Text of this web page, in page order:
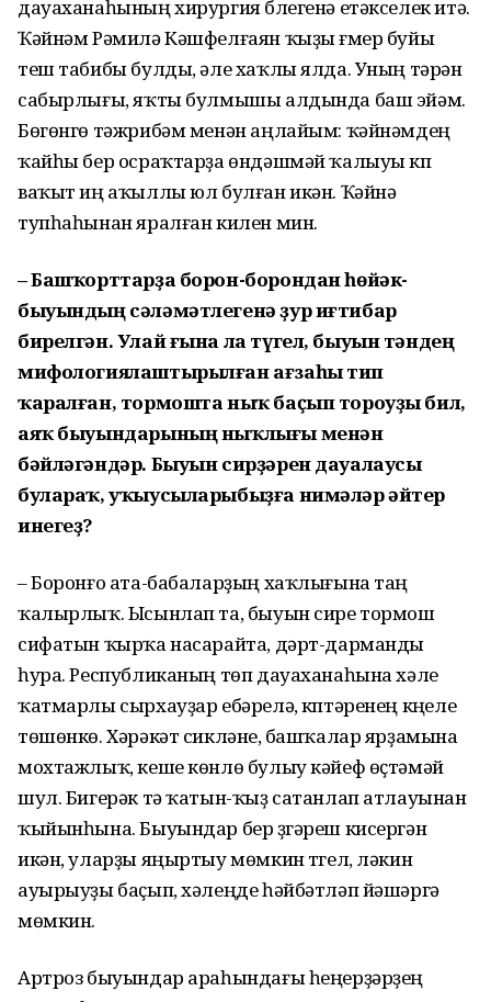
дауаханаһының хирургия бүлегенә етәкселек итә.
Ҡәйнәм Рәмилә Кәшфелғаян ҡыҙы ғүмер буйы
теш табибы булды, әле хаҡлы ялда. Уның тәрән
сабырлығы, яҡты булмышы алдында баш эйәм.
Бөгөнгө тәжрибәм менән аңлайым: ҡәйнәмдең
ҡайһы бер осраҡтарҙа өндәшмәй ҡалыуы күп
ваҡыт иң аҡыллы юл булған икән. Ҡәйнә
тупһаһынан яралған килен мин.
– Башҡорттарҙа борон-борондан һөйәк-
быуындың сәләмәтлегенә ҙур иғтибар
бирелгән. Улай ғына ла түгел, быуын тәндең
мифологиялаштырылған ағзаһы тип
ҡаралған, тормошта ныҡ баҫып тороуҙы бил,
аяҡ быуын­дарының ныҡлығы менән
бәйләгәндәр. Быуын сирҙәрен дауалаусы
булараҡ, уҡыусыларыбыҙға нимәләр әйтер
инегеҙ?
– Боронғо ата-бабаларҙың хаҡлығына таң
ҡалырлыҡ. Ысынлап та, быуын сире тормош
сифатын ҡырҡа насарайта, дәрт-дарманды
һура. Республиканың төп дауаханаһына хәле
ҡатмарлы сырхауҙар ебәрелә, күптәренең күңеле
төшөнкө. Хәрәкәт сикләнеү, башҡалар ярҙамына
мохтажлыҡ, кеше көнлө булыу кәйеф өҫтәмәй
шул. Бигерәк тә ҡатын-ҡыҙ сатанлап атлауынан
ҡыйынһына. Быуындар бер үҙгәреш кисергән
икән, уларҙы яңыртыу мөмкин түгел, ләкин
ауырыуҙы баҫып, хәлеңде һәйбәтләп йәшәргә
мөмкин.
Артроз быуындар араһындағы һеңерҙәрҙең